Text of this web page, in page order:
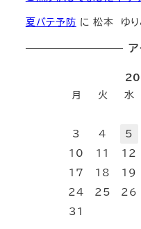
夏バテ予防 に松本 ゆり
ア
月
火 水
3
4 5
10
11 12
17
18 19
24
25 26
31